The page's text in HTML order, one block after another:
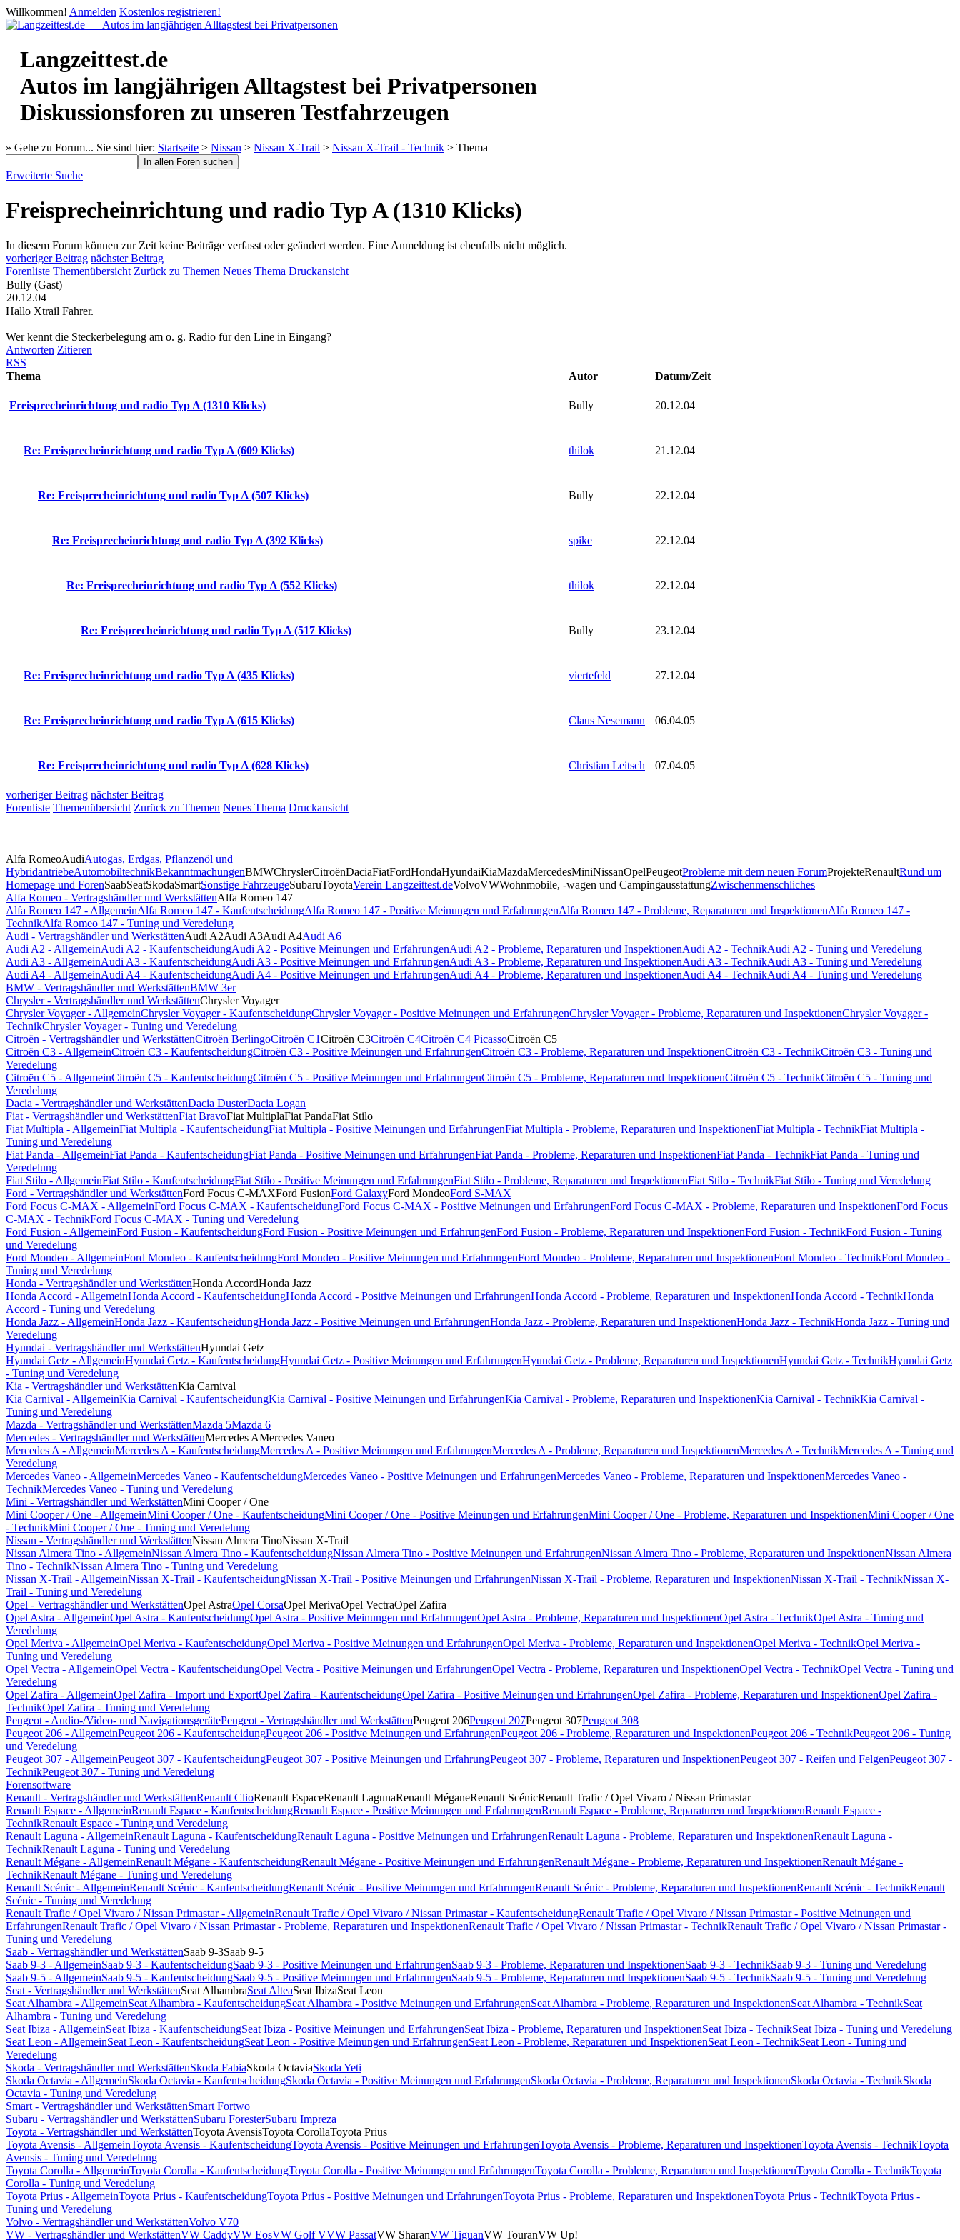
Willkommen! Anmelden Kostenlos registrieren!
Langzeittest.de
Autos im langjährigen Alltagstest bei Privatpersonen
Diskussionsforen zu unseren Testfahrzeugen
» Gehe zu Forum... Sie sind hier: Startseite > Nissan > Nissan X-Trail > Nissan X-Trail - Technik > Thema
Erweiterte Suche
Freisprecheinrichtung und radio Typ A (1310 Klicks)
In diesem Forum können zur Zeit keine Beiträge verfasst oder geändert werden. Eine Anmeldung ist ebenfalls nicht möglich.
vorheriger Beitrag nächster Beitrag
Forenliste Themenübersicht Zurück zu Themen Neues Thema Druckansicht
Bully (Gast)
20.12.04
Hallo Xtrail Fahrer.
Wer kennt die Steckerbelegung am o. g. Radio für den Line in Eingang?
Antworten Zitieren
RSS
Thema
Autor Datum/Zeit
Freisprecheinrichtung und radio Typ A (1310 Klicks) Bully 20.12.04
Re: Freisprecheinrichtung und radio Typ A (609 Klicks) thilok 21.12.04
Re: Freisprecheinrichtung und radio Typ A (507 Klicks) Bully 22.12.04
Re: Freisprecheinrichtung und radio Typ A (392 Klicks) spike 22.12.04
Re: Freisprecheinrichtung und radio Typ A (552 Klicks) thilok 22.12.04
Re: Freisprecheinrichtung und radio Typ A (517 Klicks) Bully 23.12.04
Re: Freisprecheinrichtung und radio Typ A (435 Klicks) viertefeld 27.12.04
Re: Freisprecheinrichtung und radio Typ A (615 Klicks) Claus Nesemann 06.04.05
Re: Freisprecheinrichtung und radio Typ A (628 Klicks) Christian Leitsch 07.04.05
vorheriger Beitrag nächster Beitrag
Forenliste Themenübersicht Zurück zu Themen Neues Thema Druckansicht
Alfa RomeoAudiAutogas, Erdgas, Pflanzenöl und
HybridantriebeAutomobiltechnikBekanntmachungenBMWChryslerCitroënDaciaFiatFordHondaHyundaiKiaMazdaMercedesMiniNissanOpelPeugeotProbleme mit dem neuen ForumProjekteRenaultRund um
Homepage und ForenSaabSeatSkodaSmartSonstige FahrzeugeSubaruToyotaVerein Langzeittest.deVolvoVWWohnmobile, -wagen und CampingausstattungZwischenmenschliches
Alfa Romeo - Vertragshändler und WerkstättenAlfa Romeo 147
Alfa Romeo 147 - AllgemeinAlfa Romeo 147 - KaufentscheidungAlfa Romeo 147 - Positive Meinungen und ErfahrungenAlfa Romeo 147 - Probleme, Reparaturen und InspektionenAlfa Romeo 147 -
TechnikAlfa Romeo 147 - Tuning und Veredelung
Audi - Vertragshändler und WerkstättenAudi A2Audi A3Audi A4Audi A6
Audi A2 - AllgemeinAudi A2 - KaufentscheidungAudi A2 - Positive Meinungen und ErfahrungenAudi A2 - Probleme, Reparaturen und InspektionenAudi A2 - TechnikAudi A2 - Tuning und Veredelung
Audi A3 - AllgemeinAudi A3 - KaufentscheidungAudi A3 - Positive Meinungen und ErfahrungenAudi A3 - Probleme, Reparaturen und InspektionenAudi A3 - TechnikAudi A3 - Tuning und Veredelung
Audi A4 - AllgemeinAudi A4 - KaufentscheidungAudi A4 - Positive Meinungen und ErfahrungenAudi A4 - Probleme, Reparaturen und InspektionenAudi A4 - TechnikAudi A4 - Tuning und Veredelung
BMW - Vertragshändler und WerkstättenBMW 3er
Chrysler - Vertragshändler und WerkstättenChrysler Voyager
Chrysler Voyager - AllgemeinChrysler Voyager - KaufentscheidungChrysler Voyager - Positive Meinungen und ErfahrungenChrysler Voyager - Probleme, Reparaturen und InspektionenChrysler Voyager -
TechnikChrysler Voyager - Tuning und Veredelung
Citroën - Vertragshändler und WerkstättenCitroën BerlingoCitroën C1Citroën C3Citroën C4Citroën C4 PicassoCitroën C5
Citroën C3 - AllgemeinCitroën C3 - KaufentscheidungCitroën C3 - Positive Meinungen und ErfahrungenCitroën C3 - Probleme, Reparaturen und InspektionenCitroën C3 - TechnikCitroën C3 - Tuning und
Veredelung
Citroën C5 - AllgemeinCitroën C5 - KaufentscheidungCitroën C5 - Positive Meinungen und ErfahrungenCitroën C5 - Probleme, Reparaturen und InspektionenCitroën C5 - TechnikCitroën C5 - Tuning und
Veredelung
Dacia - Vertragshändler und WerkstättenDacia DusterDacia Logan
Fiat - Vertragshändler und WerkstättenFiat BravoFiat MultiplaFiat PandaFiat Stilo
Fiat Multipla - AllgemeinFiat Multipla - KaufentscheidungFiat Multipla - Positive Meinungen und ErfahrungenFiat Multipla - Probleme, Reparaturen und InspektionenFiat Multipla - TechnikFiat Multipla -
Tuning und Veredelung
Fiat Panda - AllgemeinFiat Panda - KaufentscheidungFiat Panda - Positive Meinungen und ErfahrungenFiat Panda - Probleme, Reparaturen und InspektionenFiat Panda - TechnikFiat Panda - Tuning und
Veredelung
Fiat Stilo - AllgemeinFiat Stilo - KaufentscheidungFiat Stilo - Positive Meinungen und ErfahrungenFiat Stilo - Probleme, Reparaturen und InspektionenFiat Stilo - TechnikFiat Stilo - Tuning und Veredelung
Ford - Vertragshändler und WerkstättenFord Focus C-MAXFord FusionFord GalaxyFord MondeoFord S-MAX
Ford Focus C-MAX - AllgemeinFord Focus C-MAX - KaufentscheidungFord Focus C-MAX - Positive Meinungen und ErfahrungenFord Focus C-MAX - Probleme, Reparaturen und InspektionenFord Focus
C-MAX - TechnikFord Focus C-MAX - Tuning und Veredelung
Ford Fusion - AllgemeinFord Fusion - KaufentscheidungFord Fusion - Positive Meinungen und ErfahrungenFord Fusion - Probleme, Reparaturen und InspektionenFord Fusion - TechnikFord Fusion - Tuning
und Veredelung
Ford Mondeo - AllgemeinFord Mondeo - KaufentscheidungFord Mondeo - Positive Meinungen und ErfahrungenFord Mondeo - Probleme, Reparaturen und InspektionenFord Mondeo - TechnikFord Mondeo -
Tuning und Veredelung
Honda - Vertragshändler und WerkstättenHonda AccordHonda Jazz
Honda Accord - AllgemeinHonda Accord - KaufentscheidungHonda Accord - Positive Meinungen und ErfahrungenHonda Accord - Probleme, Reparaturen und InspektionenHonda Accord - TechnikHonda
Accord - Tuning und Veredelung
Honda Jazz - AllgemeinHonda Jazz - KaufentscheidungHonda Jazz - Positive Meinungen und ErfahrungenHonda Jazz - Probleme, Reparaturen und InspektionenHonda Jazz - TechnikHonda Jazz - Tuning und
Veredelung
Hyundai - Vertragshändler und WerkstättenHyundai Getz
Hyundai Getz - AllgemeinHyundai Getz - KaufentscheidungHyundai Getz - Positive Meinungen und ErfahrungenHyundai Getz - Probleme, Reparaturen und InspektionenHyundai Getz - TechnikHyundai Getz
- Tuning und Veredelung
Kia - Vertragshändler und WerkstättenKia Carnival
Kia Carnival - AllgemeinKia Carnival - KaufentscheidungKia Carnival - Positive Meinungen und ErfahrungenKia Carnival - Probleme, Reparaturen und InspektionenKia Carnival - TechnikKia Carnival -
Tuning und Veredelung
Mazda - Vertragshändler und WerkstättenMazda 5Mazda 6
Mercedes - Vertragshändler und WerkstättenMercedes AMercedes Vaneo
Mercedes A - AllgemeinMercedes A - KaufentscheidungMercedes A - Positive Meinungen und ErfahrungenMercedes A - Probleme, Reparaturen und InspektionenMercedes A - TechnikMercedes A - Tuning und
Veredelung
Mercedes Vaneo - AllgemeinMercedes Vaneo - KaufentscheidungMercedes Vaneo - Positive Meinungen und ErfahrungenMercedes Vaneo - Probleme, Reparaturen und InspektionenMercedes Vaneo -
TechnikMercedes Vaneo - Tuning und Veredelung
Mini - Vertragshändler und WerkstättenMini Cooper / One
Mini Cooper / One - AllgemeinMini Cooper / One - KaufentscheidungMini Cooper / One - Positive Meinungen und ErfahrungenMini Cooper / One - Probleme, Reparaturen und InspektionenMini Cooper / One
- TechnikMini Cooper / One - Tuning und Veredelung
Nissan - Vertragshändler und WerkstättenNissan Almera TinoNissan X-Trail
Nissan Almera Tino - AllgemeinNissan Almera Tino - KaufentscheidungNissan Almera Tino - Positive Meinungen und ErfahrungenNissan Almera Tino - Probleme, Reparaturen und InspektionenNissan Almera
Tino - TechnikNissan Almera Tino - Tuning und Veredelung
Nissan X-Trail - AllgemeinNissan X-Trail - KaufentscheidungNissan X-Trail - Positive Meinungen und ErfahrungenNissan X-Trail - Probleme, Reparaturen und InspektionenNissan X-Trail - TechnikNissan X-
Trail - Tuning und Veredelung
Opel - Vertragshändler und WerkstättenOpel AstraOpel CorsaOpel MerivaOpel VectraOpel Zafira
Opel Astra - AllgemeinOpel Astra - KaufentscheidungOpel Astra - Positive Meinungen und ErfahrungenOpel Astra - Probleme, Reparaturen und InspektionenOpel Astra - TechnikOpel Astra - Tuning und
Veredelung
Opel Meriva - AllgemeinOpel Meriva - KaufentscheidungOpel Meriva - Positive Meinungen und ErfahrungenOpel Meriva - Probleme, Reparaturen und InspektionenOpel Meriva - TechnikOpel Meriva -
Tuning und Veredelung
Opel Vectra - AllgemeinOpel Vectra - KaufentscheidungOpel Vectra - Positive Meinungen und ErfahrungenOpel Vectra - Probleme, Reparaturen und InspektionenOpel Vectra - TechnikOpel Vectra - Tuning und
Veredelung
Opel Zafira - AllgemeinOpel Zafira - Import und ExportOpel Zafira - KaufentscheidungOpel Zafira - Positive Meinungen und ErfahrungenOpel Zafira - Probleme, Reparaturen und InspektionenOpel Zafira -
TechnikOpel Zafira - Tuning und Veredelung
Peugeot - Audio-/Video- und NavigationsgerätePeugeot - Vertragshändler und WerkstättenPeugeot 206Peugeot 207Peugeot 307Peugeot 308
Peugeot 206 - AllgemeinPeugeot 206 - KaufentscheidungPeugeot 206 - Positive Meinungen und ErfahrungenPeugeot 206 - Probleme, Reparaturen und InspektionenPeugeot 206 - TechnikPeugeot 206 - Tuning
und Veredelung
Peugeot 307 - AllgemeinPeugeot 307 - KaufentscheidungPeugeot 307 - Positive Meinungen und ErfahrungPeugeot 307 - Probleme, Reparaturen und InspektionenPeugeot 307 - Reifen und FelgenPeugeot 307 -
TechnikPeugeot 307 - Tuning und Veredelung
Forensoftware
Renault - Vertragshändler und WerkstättenRenault ClioRenault EspaceRenault LagunaRenault MéganeRenault ScénicRenault Trafic / Opel Vivaro / Nissan Primastar
Renault Espace - AllgemeinRenault Espace - KaufentscheidungRenault Espace - Positive Meinungen und ErfahrungenRenault Espace - Probleme, Reparaturen und InspektionenRenault Espace -
TechnikRenault Espace - Tuning und Veredelung
Renault Laguna - AllgemeinRenault Laguna - KaufentscheidungRenault Laguna - Positive Meinungen und ErfahrungenRenault Laguna - Probleme, Reparaturen und InspektionenRenault Laguna -
TechnikRenault Laguna - Tuning und Veredelung
Renault Mégane - AllgemeinRenault Mégane - KaufentscheidungRenault Mégane - Positive Meinungen und ErfahrungenRenault Mégane - Probleme, Reparaturen und InspektionenRenault Mégane -
TechnikRenault Mégane - Tuning und Veredelung
Renault Scénic - AllgemeinRenault Scénic - KaufentscheidungRenault Scénic - Positive Meinungen und ErfahrungenRenault Scénic - Probleme, Reparaturen und InspektionenRenault Scénic - TechnikRenault
Scénic - Tuning und Veredelung
Renault Trafic / Opel Vivaro / Nissan Primastar - AllgemeinRenault Trafic / Opel Vivaro / Nissan Primastar - KaufentscheidungRenault Trafic / Opel Vivaro / Nissan Primastar - Positive Meinungen und
ErfahrungenRenault Trafic / Opel Vivaro / Nissan Primastar - Probleme, Reparaturen und InspektionenRenault Trafic / Opel Vivaro / Nissan Primastar - TechnikRenault Trafic / Opel Vivaro / Nissan Primastar -
Tuning und Veredelung
Saab - Vertragshändler und WerkstättenSaab 9-3Saab 9-5
Saab 9-3 - AllgemeinSaab 9-3 - KaufentscheidungSaab 9-3 - Positive Meinungen und ErfahrungenSaab 9-3 - Probleme, Reparaturen und InspektionenSaab 9-3 - TechnikSaab 9-3 - Tuning und Veredelung
Saab 9-5 - AllgemeinSaab 9-5 - KaufentscheidungSaab 9-5 - Positive Meinungen und ErfahrungenSaab 9-5 - Probleme, Reparaturen und InspektionenSaab 9-5 - TechnikSaab 9-5 - Tuning und Veredelung
Seat - Vertragshändler und WerkstättenSeat AlhambraSeat AlteaSeat IbizaSeat Leon
Seat Alhambra - AllgemeinSeat Alhambra - KaufentscheidungSeat Alhambra - Positive Meinungen und ErfahrungenSeat Alhambra - Probleme, Reparaturen und InspektionenSeat Alhambra - TechnikSeat
Alhambra - Tuning und Veredelung
Seat Ibiza - AllgemeinSeat Ibiza - KaufentscheidungSeat Ibiza - Positive Meinungen und ErfahrungenSeat Ibiza - Probleme, Reparaturen und InspektionenSeat Ibiza - TechnikSeat Ibiza - Tuning und Veredelung
Seat Leon - AllgemeinSeat Leon - KaufentscheidungSeat Leon - Positive Meinungen und ErfahrungenSeat Leon - Probleme, Reparaturen und InspektionenSeat Leon - TechnikSeat Leon - Tuning und
Veredelung
Skoda - Vertragshändler und WerkstättenSkoda FabiaSkoda OctaviaSkoda Yeti
Skoda Octavia - AllgemeinSkoda Octavia - KaufentscheidungSkoda Octavia - Positive Meinungen und ErfahrungenSkoda Octavia - Probleme, Reparaturen und InspektionenSkoda Octavia - TechnikSkoda
Octavia - Tuning und Veredelung
Smart - Vertragshändler und WerkstättenSmart Fortwo
Subaru - Vertragshändler und WerkstättenSubaru ForesterSubaru Impreza
Toyota - Vertragshändler und WerkstättenToyota AvensisToyota CorollaToyota Prius
Toyota Avensis - AllgemeinToyota Avensis - KaufentscheidungToyota Avensis - Positive Meinungen und ErfahrungenToyota Avensis - Probleme, Reparaturen und InspektionenToyota Avensis - TechnikToyota
Avensis - Tuning und Veredelung
Toyota Corolla - AllgemeinToyota Corolla - KaufentscheidungToyota Corolla - Positive Meinungen und ErfahrungenToyota Corolla - Probleme, Reparaturen und InspektionenToyota Corolla - TechnikToyota
Corolla - Tuning und Veredelung
Toyota Prius - AllgemeinToyota Prius - KaufentscheidungToyota Prius - Positive Meinungen und ErfahrungenToyota Prius - Probleme, Reparaturen und InspektionenToyota Prius - TechnikToyota Prius -
Tuning und Veredelung
Volvo - Vertragshändler und WerkstättenVolvo V70
VW - Vertragshändler und WerkstättenVW CaddyVW EosVW Golf VVW PassatVW SharanVW TiguanVW TouranVW Up!